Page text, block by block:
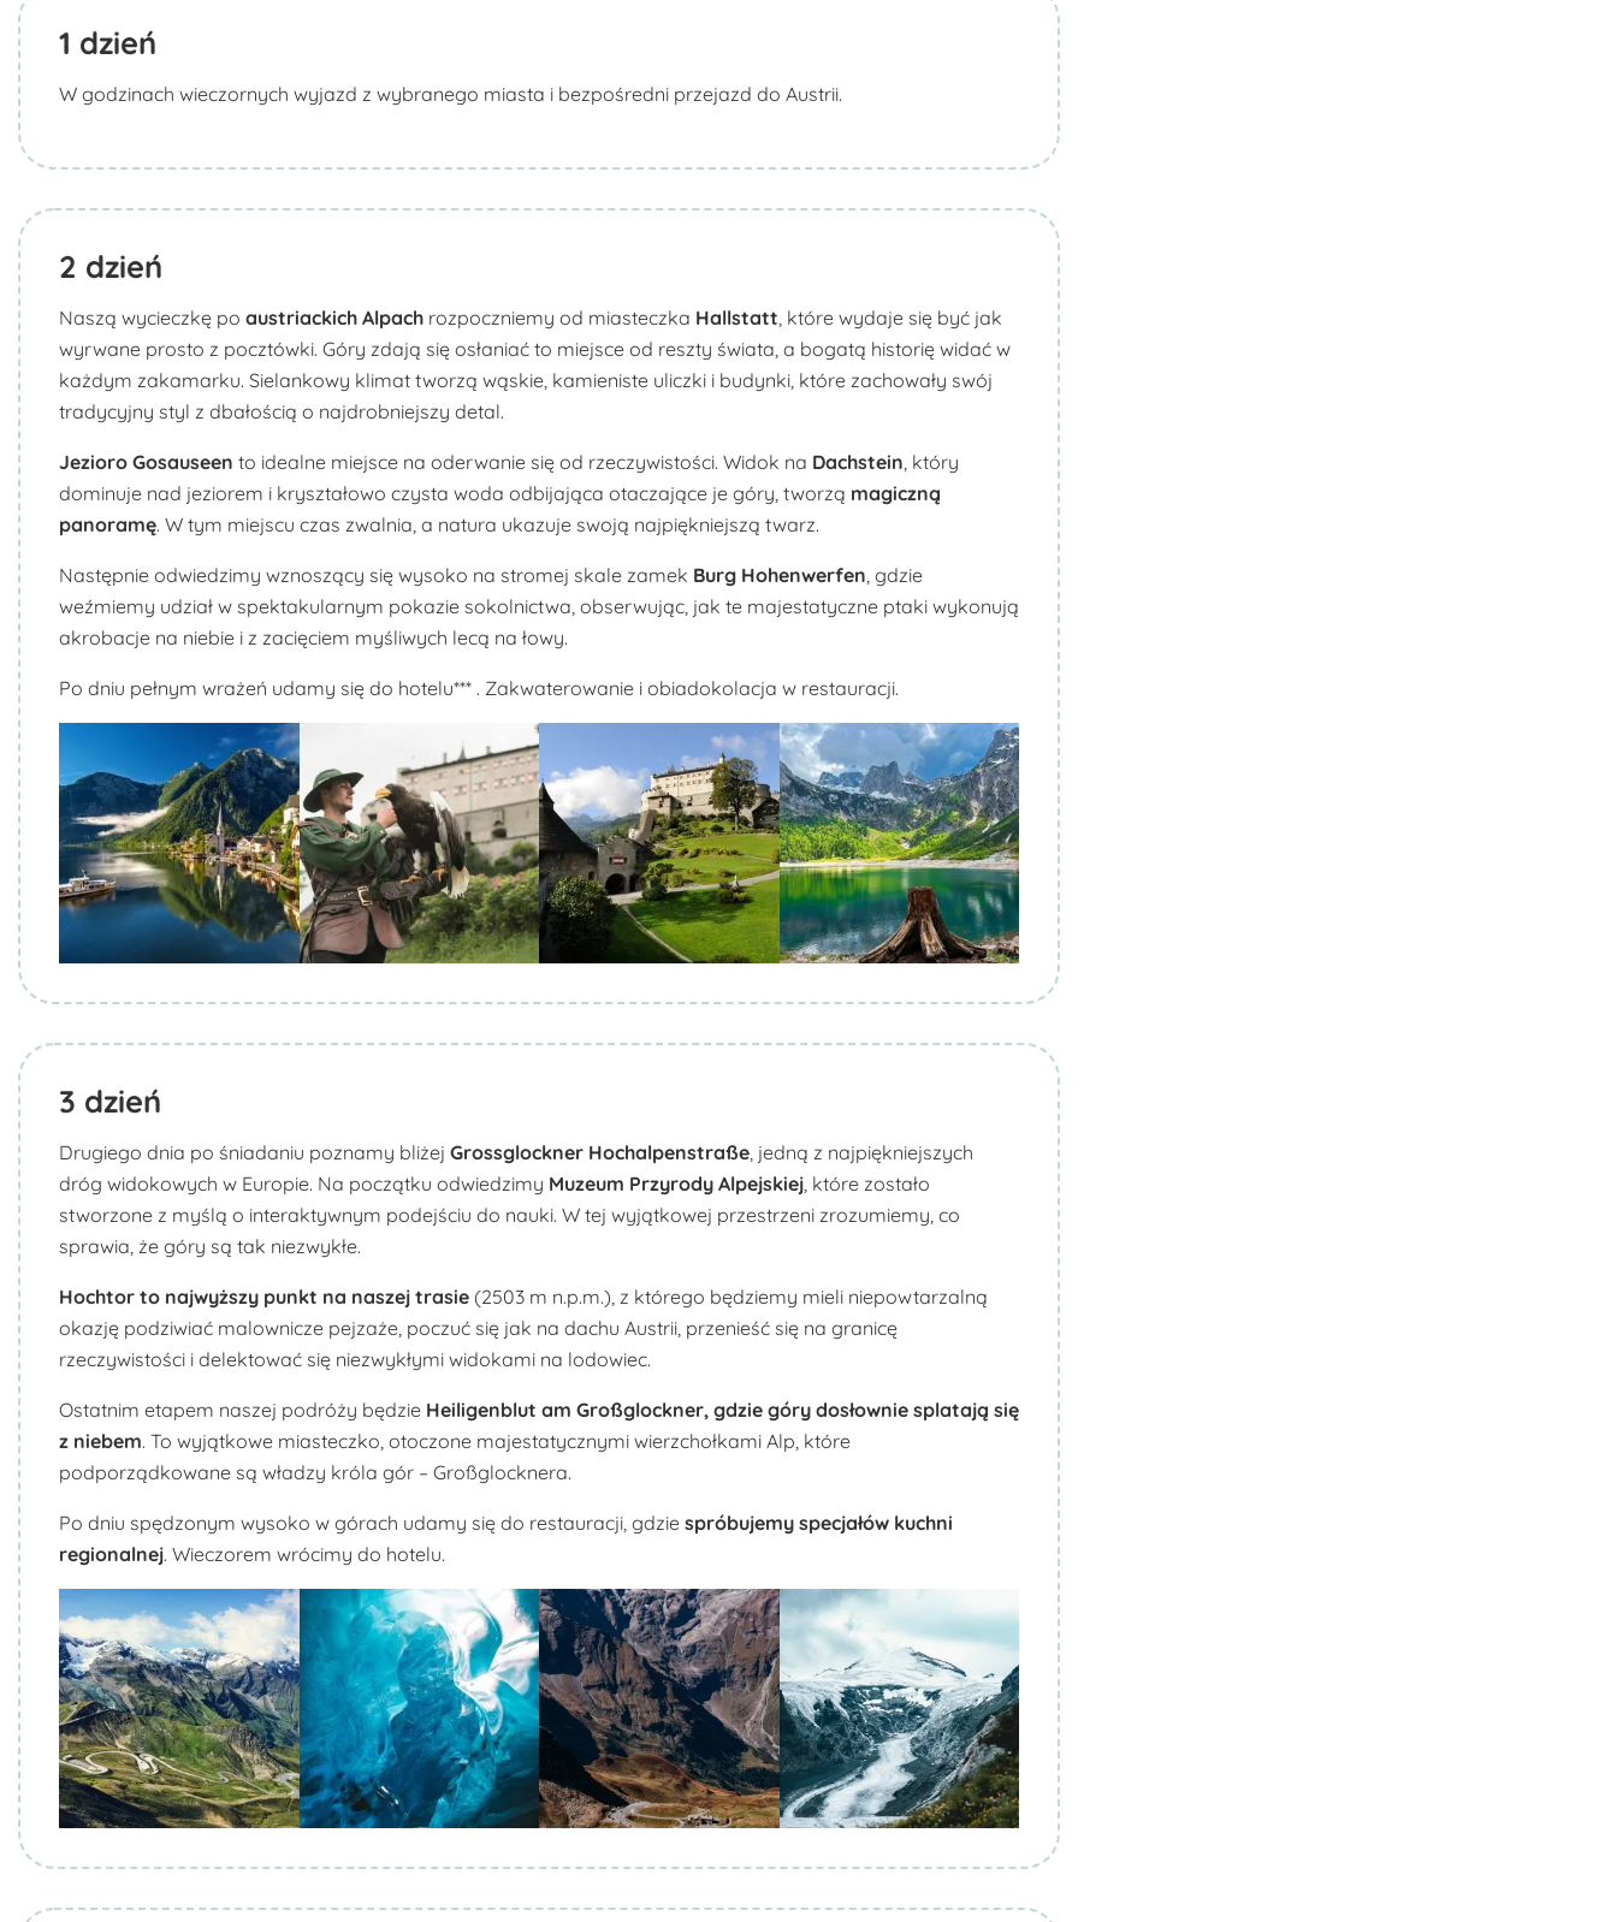
1 dzień
W godzinach wieczornych wyjazd z wybranego miasta i bezpośredni przejazd do Austrii.
2 dzień
Naszą wycieczkę po austriackich Alpach rozpoczniemy od miasteczka Hallstatt, które wydaje się być jak
wyrwane prosto z pocztówki. Góry zdają się osłaniać to miejsce od reszty świata, a bogatą historię widać w
każdym zakamarku. Sielankowy klimat tworzą wąskie, kamieniste uliczki i budynki, które zachowały swój
tradycyjny styl z dbałością o najdrobniejszy detal.
Jezioro Gosauseen to idealne miejsce na oderwanie się od rzeczywistości. Widok na Dachstein, który
dominuje nad jeziorem i kryształowo czysta woda odbijająca otaczające je góry, tworzą magiczną
panoramę. W tym miejscu czas zwalnia, a natura ukazuje swoją najpiękniejszą twarz.
Następnie odwiedzimy wznoszący się wysoko na stromej skale zamek Burg Hohenwerfen, gdzie
weźmiemy udział w spektakularnym pokazie sokolnictwa, obserwując, jak te majestatyczne ptaki wykonują
akrobacje na niebie i z zacięciem myśliwych lecą na łowy.
Po dniu pełnym wrażeń udamy się do hotelu*** . Zakwaterowanie i obiadokolacja w restauracji.
Biuro Podróży KROCZEK Biuro Podróży KROCZEK Biuro Podróży KROCZEK Biuro Podróży KROCZEK
3 dzień
Drugiego dnia po śniadaniu poznamy bliżej Grossglockner Hochalpenstraße , jedną z najpiękniejszych
dróg widokowych w Europie. Na początku odwiedzimy Muzeum Przyrody Alpejskiej , które zostało
stworzone z myślą o interaktywnym podejściu do nauki. W tej wyjątkowej przestrzeni zrozumiemy, co
sprawia, że góry są tak niezwykłe.
Hochtor to najwyższy punkt na naszej trasie (2503 m n.p.m.), z którego będziemy mieli niepowtarzalną
okazję podziwiać malownicze pejzaże, poczuć się jak na dachu Austrii, przenieść się na granicę
rzeczywistości i delektować się niezwykłymi widokami na lodowiec.
Ostatnim etapem naszej podróży będzie Heiligenblut am Großglockner, gdzie góry dosłownie splatają się
z niebem. To wyjątkowe miasteczko, otoczone majestatycznymi wierzchołkami Alp, które
podporządkowane są władzy króla gór – Großglocknera.
Po dniu spędzonym wysoko w górach udamy się do restauracji, gdzie spróbujemy specjałów kuchni
regionalnej. Wieczorem wrócimy do hotelu.
Biuro Podróży KROCZEK Biuro Podróży KROCZEK Biuro Podróży KROCZEK Biuro Podróży KROCZEK